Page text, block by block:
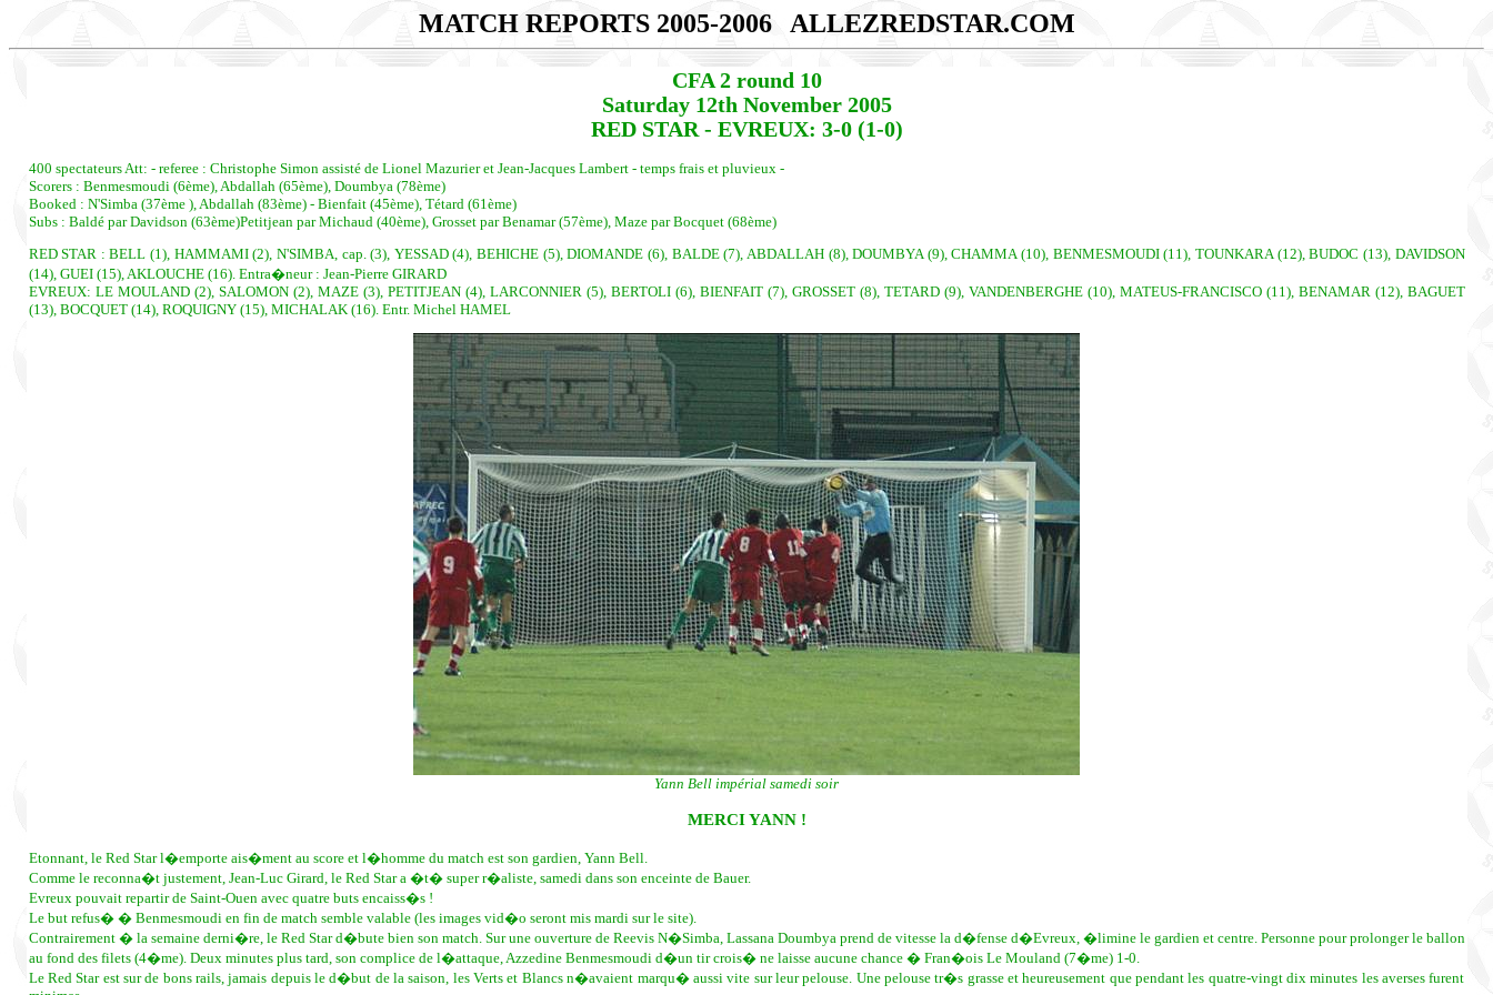
MATCH REPORTS 2005-2006 ALLEZREDSTAR.COM
CFA 2 round 10
Saturday 12th November 2005
RED STAR - EVREUX: 3-0 (1-0)
400 spectateurs Att: - referee : Christophe Simon assisté de Lionel Mazurier et Jean-Jacques Lambert - temps frais et pluvieux -
Scorers : Benmesmoudi (6ème), Abdallah (65ème), Doumbya (78ème)
Booked : N'Simba (37ème ), Abdallah (83ème) - Bienfait (45ème), Tétard (61ème)
Subs : Baldé par Davidson (63ème)Petitjean par Michaud (40ème), Grosset par Benamar (57ème), Maze par Bocquet (68ème)
RED STAR : BELL (1), HAMMAMI (2), N'SIMBA, cap. (3), YESSAD (4), BEHICHE (5), DIOMANDE (6), BALDE (7), ABDALLAH (8), DOUMBYA (9), CHAMMA (10), BENMESMOUDI (11), TOUNKARA (12), BUDOC (13), DAVIDSON
(14), GUEI (15), AKLOUCHE (16). Entra�neur : Jean-Pierre GIRARD
EVREUX: LE MOULAND (2), SALOMON (2), MAZE (3), PETITJEAN (4), LARCONNIER (5), BERTOLI (6), BIENFAIT (7), GROSSET (8), TETARD (9), VANDENBERGHE (10), MATEUS-FRANCISCO (11), BENAMAR (12), BAGUET
(13), BOCQUET (14), ROQUIGNY (15), MICHALAK (16). Entr. Michel HAMEL
Yann Bell impérial samedi soir
MERCI YANN !
Etonnant, le Red Star l�emporte ais�ment au score et l�homme du match est son gardien, Yann Bell.
Comme le reconna�t justement, Jean-Luc Girard, le Red Star a �t� super r�aliste, samedi dans son enceinte de Bauer.
Evreux pouvait repartir de Saint-Ouen avec quatre buts encaiss�s !
Le but refus� � Benmesmoudi en fin de match semble valable (les images vid�o seront mis mardi sur le site).
Contrairement � la semaine derni�re, le Red Star d�bute bien son match. Sur une ouverture de Reevis N�Simba, Lassana Doumbya prend de vitesse la d�fense d�Evreux, �limine le gardien et centre. Personne pour prolonger le ballon
au fond des filets (4�me). Deux minutes plus tard, son complice de l�attaque, Azzedine Benmesmoudi d�un tir crois� ne laisse aucune chance � Fran�ois Le Mouland (7�me) 1-0.
Le Red Star est sur de bons rails, jamais depuis le d�but de la saison, les Verts et Blancs n�avaient marqu� aussi vite sur leur pelouse. Une pelouse tr�s grasse et heureusement que pendant les quatre-vingt dix minutes les averses furent